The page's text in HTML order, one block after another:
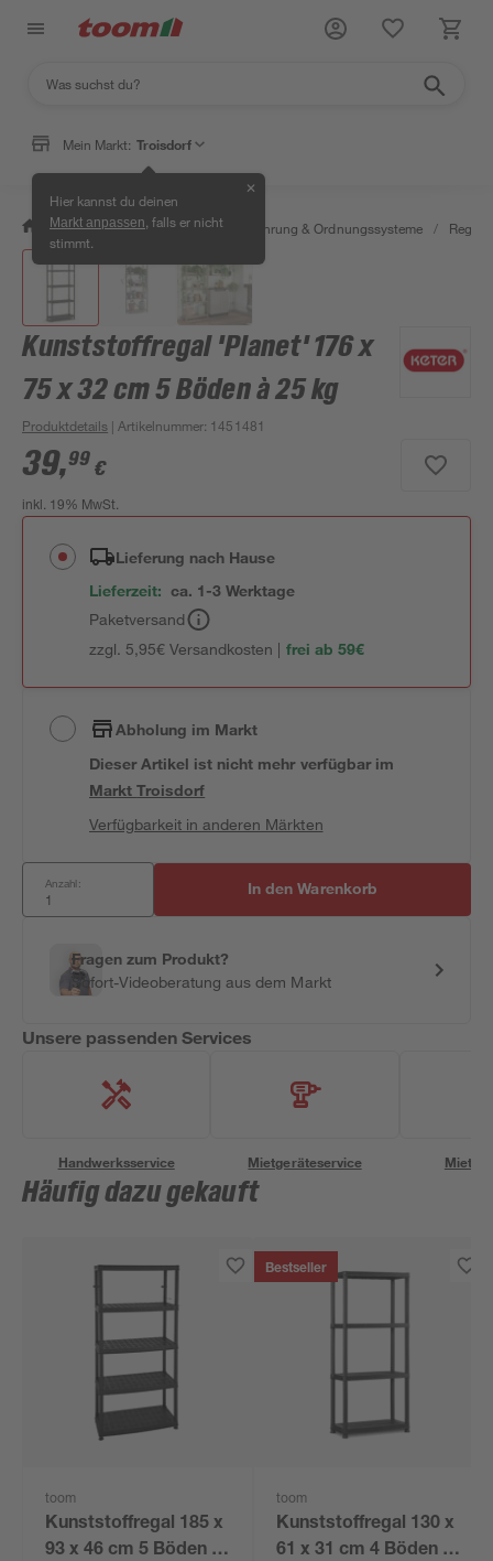
Mein Markt: Troisdorf
Hier kannst du deinen
Markt anpassen , falls er nicht
stimmt.
✕
/ Wohnen & Haushalt / Aufbewahrung & Ordnungssysteme / Regale
Kunststoffregal 'Planet' 176 x
75 x 32 cm 5 Böden à 25 kg
Produktdetails | Artikelnummer: 1451481
39,99 €
inkl. 19% MwSt.
Lieferung nach Hause
Lieferzeit: ca. 1-3 Werktage
Paketversand
zzgl. 5,95€ Versandkosten | frei ab 59€
Abholung im Markt
Dieser Artikel ist nicht mehr verfügbar im
MarktTroisdorf
Verfügbarkeit in anderen Märkten
Anzahl: In den Warenkorb
Fragen zum Produkt?
Sofort-Videoberatung aus dem Markt
Unsere passenden Services
Handwerksservice Mietgeräteservice
Häufig dazu gekauft
toom
Kunststoffregal 185 x
93 x 46 cm 5 Böden à
Bestseller
toom
Kunststoffregal 130 x
61 x 31 cm 4 Böden à